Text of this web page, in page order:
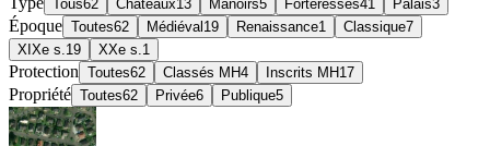
Tous62 Châteaux13 Manoirs5 Forteresses41 Palais3
Époque Toutes62 Médiéval 19 Renaissance1 Classique7
XIXe s. 19 XXe s. 1
Protection Toutes62 Classés MH4 Inscrits MH17
Propriété Toutes62 Privée6 Publique5